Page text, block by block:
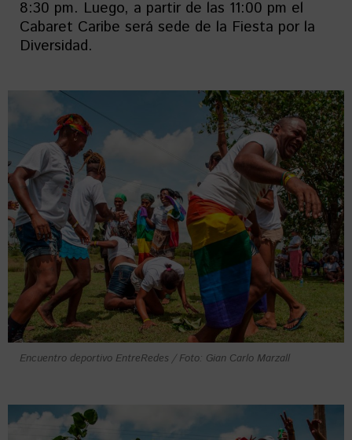
8:30 pm. Luego, a partir de las 11:00 pm el
Cabaret Caribe será sede de la Fiesta por la
Diversidad.
Encuentro deportivo EntreRedes / Foto: Gian Carlo Marzall